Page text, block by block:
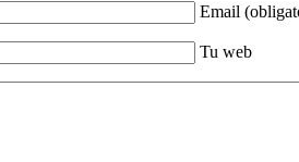
Email
Tu web